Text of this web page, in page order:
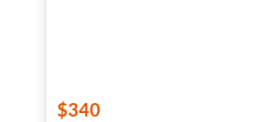
$340